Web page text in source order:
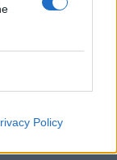
Policy
zona